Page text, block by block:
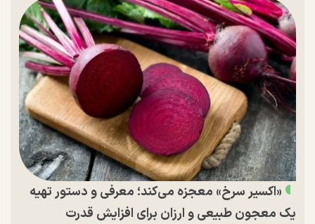
«اکسیر سرخ» معجزه می‌کند؛ معرفی و دستور تهیه
یک معجون طبیعی و ارزان برای افزایش قدرت